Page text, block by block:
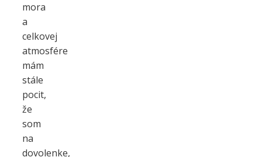
mora
a
celkovej
atmosfére
mám
stále
pocit,
že
som
na
dovolenke,